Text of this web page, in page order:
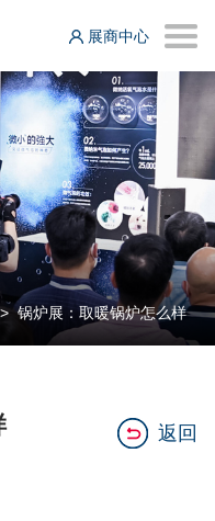
展商中心
锅炉展：取暖锅炉怎么样
返回